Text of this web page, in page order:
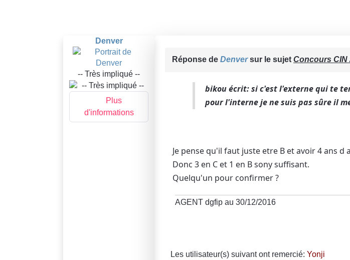
Denver
-- Très impliqué --
Plus
d'informations
Réponse de Denversur le sujet Concours CIN
bikou écrit: si c'est l'externe qui te
pour l'interne je ne suis pas sûre il
Je pense qu'il faut juste etre B et avoir 4 ans
Donc 3 en C et 1 en B sony suffisant.
Quelqu'un pour confirmer ?
AGENT dgfip au 30/12/2016
Les utilisateur(s) suivant ont remercié: Yonji